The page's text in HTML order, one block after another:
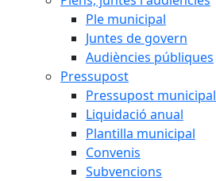
Ple municipal
Juntes de govern
Audiències públiques
Pressupost
Pressupost municipal
Liquidació anual
Plantilla municipal
Convenis
Subvencions